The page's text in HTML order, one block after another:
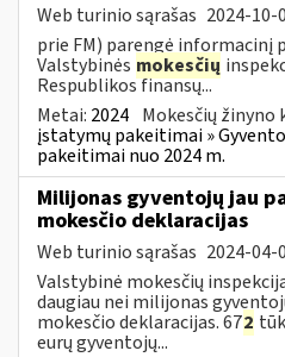
Web turinio sąrašas 2024-10-
prie FM) parengė informacinį
Valstybinės mokesčių
Respublikos finansų...
Metai: 2024 Mokesčių žinyno
įstatymų pakeitimai »
pakeitimai nuo 2024 m.
Milijonas gyventojų jau
mokesčio deklaracijas
Web turinio sąrašas 2024-04-
Valstybinė mokesčių
daugiau nei milijonas
mokesčio deklaracijas. 672
eurų gyventojų...